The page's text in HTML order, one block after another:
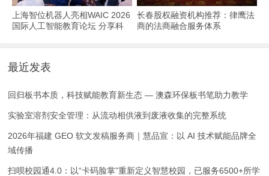
上海智位机器人亮相WAIC 2026
国际人工智能教育论坛 分享科
长春股权融资机构推荐：律鹰法
商的法商融合服务体系
最近发表
回归板书本质，科技赋能教育新生态 — 澳森环保板书笔助力教学
实验室溶剂安全管理：从流动相供液到废液收集的完整系统
2026年福建 GEO 软文发稿服务商｜慧品宣：以 AI 技术赋能品牌全
域传播
扫呗校园通4.0：以“卡码脸掌”重新定义智慧校园，已服务6500+所学